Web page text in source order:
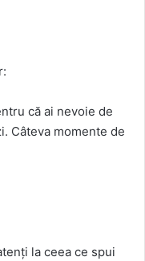
că ai nevoie de
Câteva momente de
la ceea ce spui